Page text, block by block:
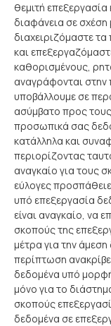
θεμιτή
διαφάνεια σε
διαχειριζόμαστε
και
καθορισμένους,
αναγράφονται στην
υποβάλλουμε σε
ασύμβατο προς
προσωπικά σας
κατάλληλα και
περιορίζοντας
αναγκαίο για τους
εύλογες
υπό επεξεργασία
είναι αναγκαίο, να
σκοπούς της
μέτρα για την
περίπτωση
δεδομένα υπό
μόνο για το
σκοπούς
δεδομένα σε